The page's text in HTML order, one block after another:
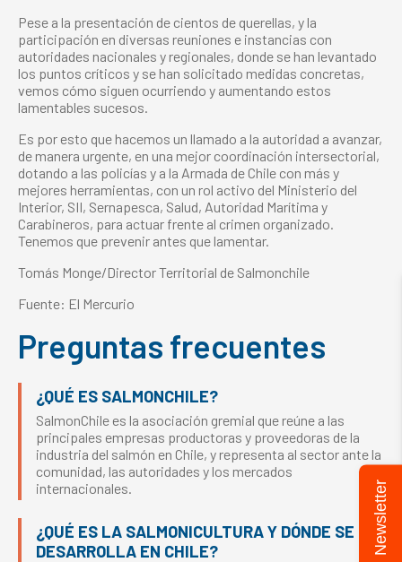
Pese a la presentación de cientos de querellas, y la
participación en diversas reuniones e instancias con
autoridades nacionales y regionales, donde se han levantado
los puntos críticos y se han solicitado medidas concretas,
vemos cómo siguen ocurriendo y aumentando estos
lamentables sucesos.
Es por esto que hacemos un llamado a la autoridad a avanzar,
de manera urgente, en una mejor coordinación intersectorial,
dotando a las policías y a la Armada de Chile con más y
mejores herramientas, con un rol activo del Ministerio del
Interior, SII, Sernapesca, Salud, Autoridad Marítima y
Carabineros, para actuar frente al crimen organizado.
Tenemos que prevenir antes que lamentar.
Tomás Monge/Director Territorial de Salmonchile
Fuente: El Mercurio
Preguntas frecuentes
¿QUÉ ES SALMONCHILE?
SalmonChile es la asociación gremial que reúne a las
principales empresas productoras y proveedoras de la
industria del salmón en Chile, y representa al sector ante la
comunidad, las autoridades y los mercados
internacionales.
¿QUÉ ES LA SALMONICULTURA Y DÓNDE SE
DESARROLLA EN CHILE?
Newsletter